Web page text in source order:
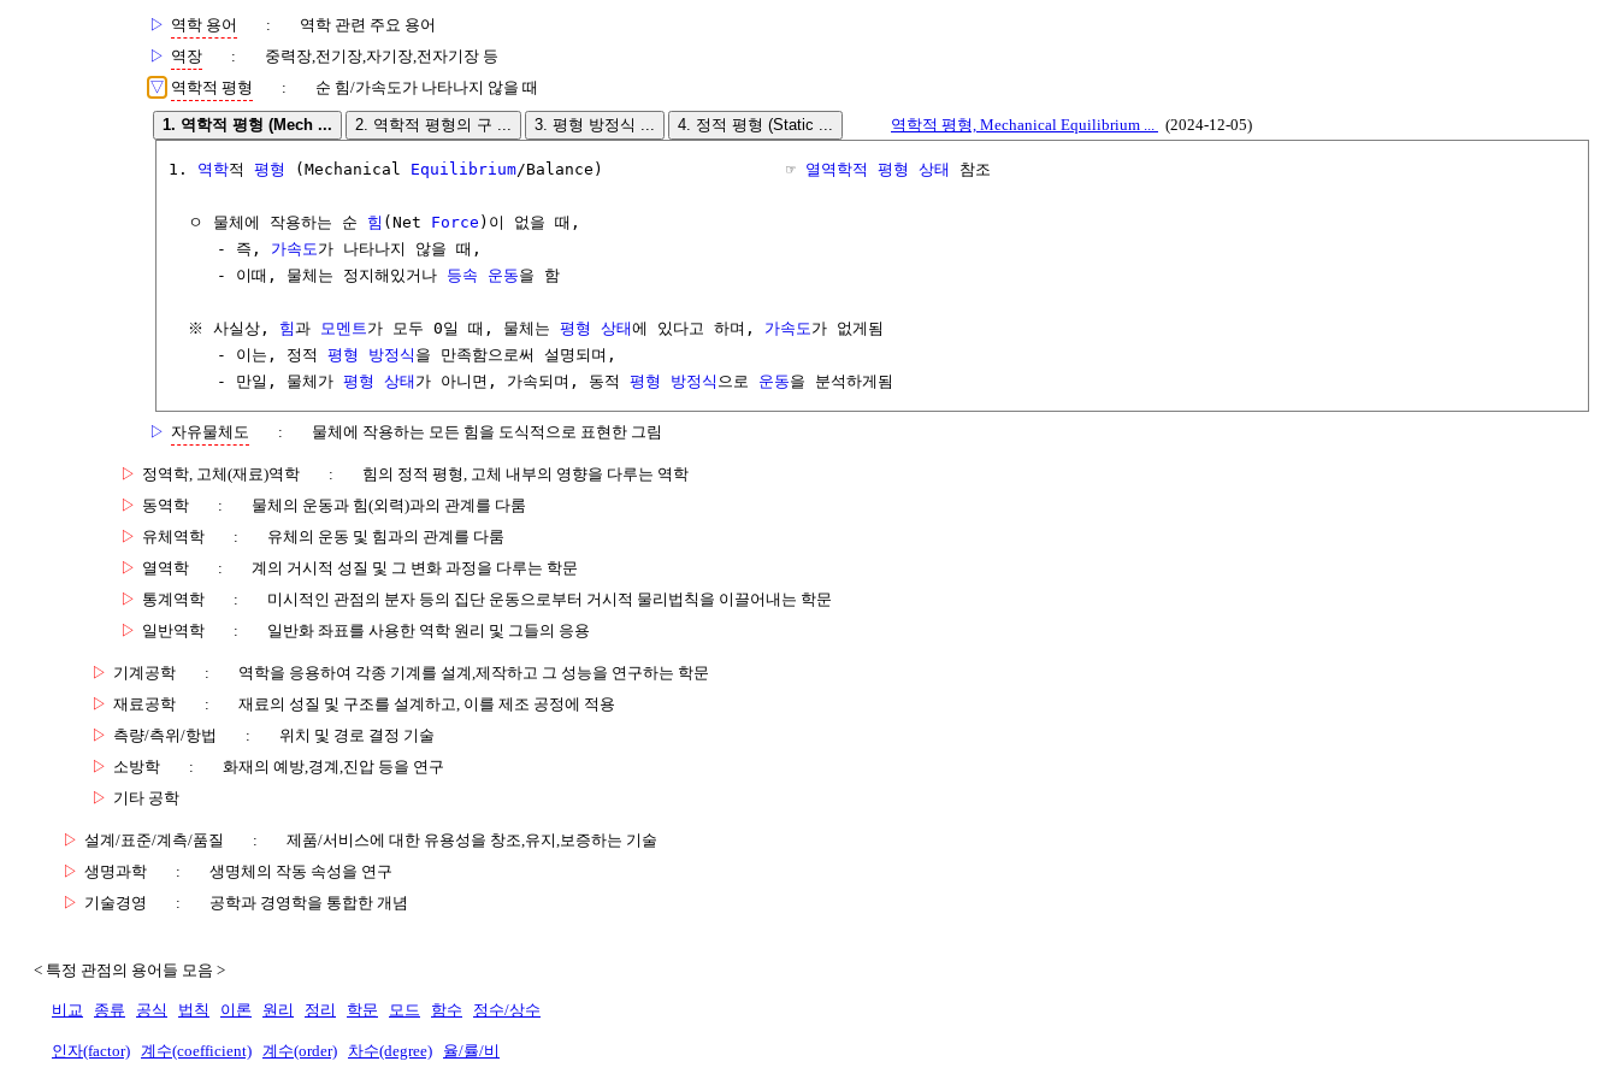
▷ 역학 용어 :
역학 관련 주요 용어
▷ 역장 :
중력장,전기장,자기장,전자기장 등
▽ 역학적 평형 : 순 힘/가속도가 나타나지 않을 때
1. 역학적 평형 (Mech ... 2. 역학적 평형의 구 ... 3. 평형 방정식 ... 4. 정적 평형 (Static ... 역학적 평형, Mechanical Equilibrium ... (2024-12-05)
1. 역학적 평형 (Mechanical Equilibrium/Balance)                   ☞ 열역학적 평형 상태 참조
  ㅇ 물체에 작용하는 순
힘 (Net Force )이 없을 때,
     - 즉,
가속도 가 나타나지 않을 때,
     - 이때, 물체는 정지해있거나
등속 운동을 함
  ※ 사실상,
힘과 모멘트 가 모두 0일 때, 물체는 평형 상태에 있다고 하며, 가속도 가 없게됨
     - 이는, 정적
평형 방정식 을 만족함으로써 설명되며,
     - 만일, 물체가
평형 상태 가 아니면, 가속되며, 동적 평형 방정식 으로 운동을 분석하게됨
▷ 자유물체도 : 물체에 작용하는 모든 힘을 도식적으로 표현한 그림
▷ 정역학, 고체(재료)역학 :
힘의 정적 평형, 고체 내부의 영향을 다루는 역학
▷ 동역학 :
물체의 운동과 힘(외력)과의 관계를 다룸
▷ 유체역학 :
유체의 운동 및 힘과의 관계를 다룸
▷ 열역학 :
계의 거시적 성질 및 그 변화 과정을 다루는 학문
▷ 통계역학 :
미시적인 관점의 분자 등의 집단 운동으로부터 거시적 물리법칙을 이끌어내는 학문
▷ 일반역학 : 일반화 좌표를 사용한 역학 원리 및 그들의 응용
▷ 기계공학 :
역학을 응용하여 각종 기계를 설계,제작하고 그 성능을 연구하는 학문
▷ 재료공학 :
재료의 성질 및 구조를 설계하고, 이를 제조 공정에 적용
▷ 측량/측위/항법 :
위치 및 경로 결정 기술
▷ 소방학 :
화재의 예방,경계,진압 등을 연구
▷ 기타 공학
▷ 설계/표준/계측/품질 :
제품/서비스에 대한 유용성을 창조,유지,보증하는 기술
▷ 생명과학 :
생명체의 작동 속성을 연구
▷ 기술경영 : 공학과 경영학을 통합한 개념
< 특정 관점의 용어들 모음 >
비교 종류 공식 법칙 이론 원리 정리 학문 모드 함수 정수/상수
인자(factor) 계수(coefficient) 계수(order) 차수(degree) 율/률/비